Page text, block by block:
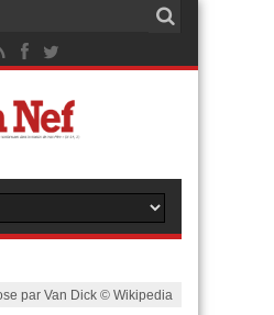
par Van Dick © Wikipedia